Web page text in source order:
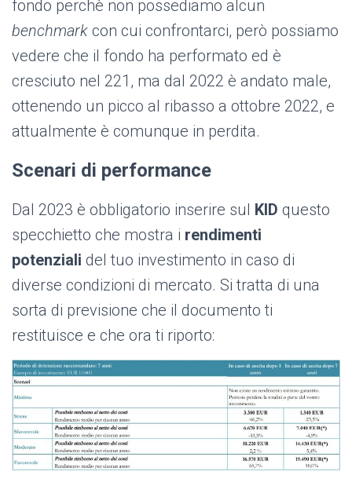
fondo perchè non possediamo alcun
benchmark con cui confrontarci, però possiamo
vedere che il fondo ha performato ed è
cresciuto nel 221, ma dal 2022 è andato male,
ottenendo un picco al ribasso a ottobre 2022, e
attualmente è comunque in perdita.
Scenari di performance
Dal 2023 è obbligatorio inserire sul KID questo
specchietto che mostra i rendimenti
potenziali del tuo investimento in caso di
diverse condizioni di mercato. Si tratta di una
sorta di previsione che il documento ti
restituisce e che ora ti riporto: